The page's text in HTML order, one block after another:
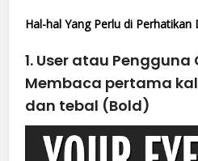
Hal-hal Yang Perlu di
1. User atau
Membaca pertama
dan tebal (Bold)